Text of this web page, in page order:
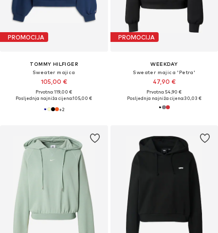
PROMOCIJA
TOMMY HILFIGER
Sweater majica
105,00 €
Prvotno: 119,00 €
Posljednja najniža cijena:105,00 €
+2
PROMOCIJA
WEEKDAY
Sweater majica 'Petra'
47,90 €
Prvotno: 54,90 €
Posljednja najniža cijena:30,03 €